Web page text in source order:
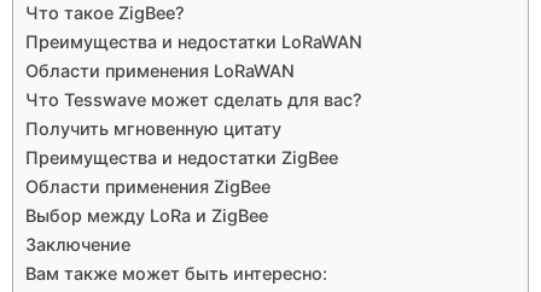
Что такое ZigBee?
Преимущества и недостатки LoRaWAN
Области применения LoRaWAN
Что Tesswave может сделать для вас?
Получить мгновенную цитату
Преимущества и недостатки ZigBee
Области применения ZigBee
Выбор между LoRa и ZigBee
Заключение
Вам также может быть интересно: